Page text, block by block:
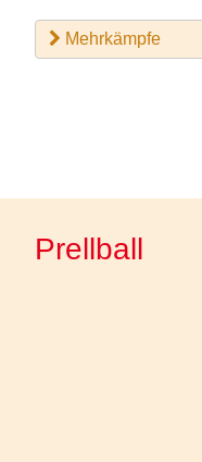
Mehrkämpfe
Prellball